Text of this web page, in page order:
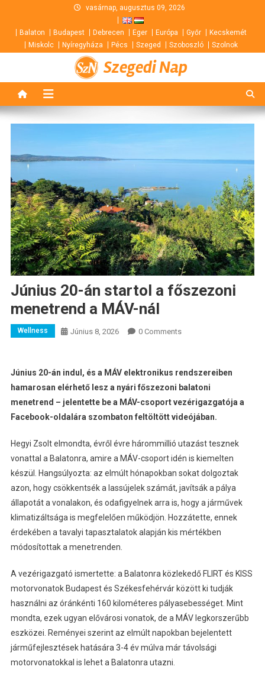
content
vasárnap, augusztus 09, 2026
Balaton Budapest Debrecen Eger Európa Győr
Kecskemét
Miskolc
Nyíregyháza Pécs Szeged Szoboszló Szolnok
Szegedi Nap
Június 20-án startol a főszezoni
menetrend a MÁV-nál
Wellness Június 8, 2026 0 Comments
Június 20-án indul, és a MÁV elektronikus rendszereiben
hamarosan elérhető lesz a nyári főszezoni balatoni
menetrend – jelentette be a MÁV-csoport vezérigazgatója a
Facebook-oldalára szombaton feltöltött videójában.
Hegyi Zsolt elmondta, évről évre hárommillió utazást tesznek
vonattal a Balatonra, amire a MÁV-csoport idén is kiemelten
készül. Hangsúlyozta: az elmúlt hónapokban sokat dolgoztak
azon, hogy csökkentsék a lassújelek számát, javítsák a pálya
állapotát a vonalakon, és odafigyelnek arra is, hogy a járművek
klimatizáltsága is megfelelően működjön. Hozzátette, ennek
érdekében a tavalyi tapasztalatok alapján kis mértékben
módosítottak a menetrenden.
A vezérigazgató ismertette: a Balatonra közlekedő FLIRT és KISS
motorvonatok Budapest és Székesfehérvár között ki tudják
használni az óránkénti 160 kilométeres pályasebességet. Mint
mondta, ezek ugyan elővárosi vonatok, de a MÁV legkorszerűbb
eszközei. Reményei szerint az elmúlt napokban bejelentett
járműfejlesztések hatására 3-4 év múlva már távolsági
motorvonatokkal is lehet a Balatonra utazni.